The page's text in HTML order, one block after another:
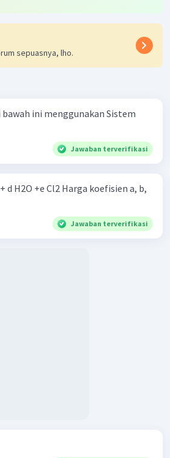
sepuasnya, lho.
ini menggunakan Sistem
Jawaban terverifikasi
d H2O +e Cl2 Harga koefisien a, b,
Jawaban terverifikasi